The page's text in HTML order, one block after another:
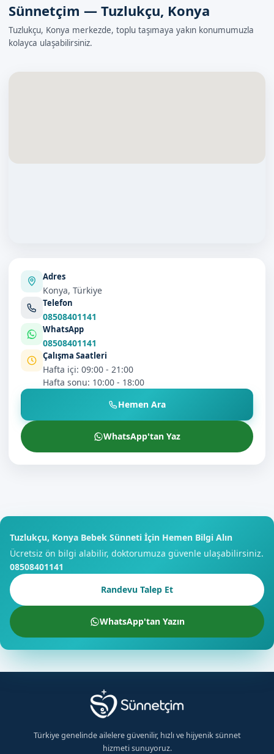
Sünnetçim — Tuzlukçu, Konya
Tuzlukçu, Konya merkezde, toplu taşımaya yakın konumumuzla
kolayca ulaşabilirsiniz.
Adres
Konya, Türkiye
Telefon
08508401141
WhatsApp
08508401141
Çalışma Saatleri
Hafta içi: 09:00 - 21:00
Hafta sonu: 10:00 - 18:00
Hemen Ara
WhatsApp'tan Yaz
Tuzlukçu, Konya Bebek Sünneti İçin Hemen Bilgi Alın
Ücretsiz ön bilgi alabilir, doktorumuza güvenle ulaşabilirsiniz.
08508401141
Randevu Talep Et
WhatsApp'tan Yazın
Türkiye genelinde ailelere güvenilir, hızlı ve hijyenik sünnet
hizmeti sunuyoruz.